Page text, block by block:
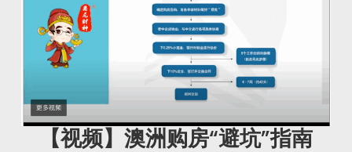
【视频】澳洲购房“避坑”指南